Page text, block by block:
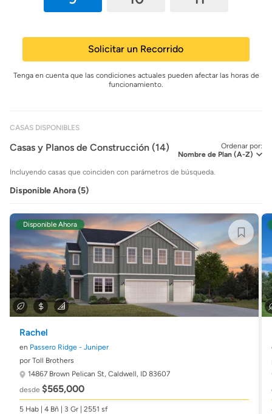
Solicitar un Recorrido
Tenga en cuenta que las condiciones actuales pueden afectar las horas de
funcionamiento.
CASAS DISPONIBLES
Ordenar por:
Casas y Planos de Construcción (14)
Incluyendo casas que coinciden con parámetros de búsqueda.
Disponible Ahora (5)
Disponible Ahora
Rachel
en Passero Ridge - Juniper
por Toll Brothers
14867 Brown Pelican St, Caldwell, ID 83607
desde $565,000
5 Hab | 4 Bñ | 3 Gr | 2551 sf